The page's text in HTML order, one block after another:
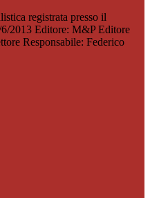
registrata presso il
2013 Editore: M&P Editore
Responsabile: Federico